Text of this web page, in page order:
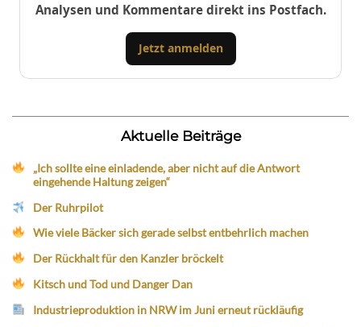
Analysen und Kommentare direkt ins Postfach.
Jetzt anmelden
Aktuelle Beiträge
„Ich sollte eine einladende, aber nicht auf die Antwort
eingehende Haltung zeigen“
Der Ruhrpilot
Wie viele Bäcker sich gerade selbst entbehrlich machen
Der Rückhalt für den Kanzler bröckelt
Kitsch und Tod und Danger Dan
Industrieproduktion in NRW im Juni erneut rückläufig